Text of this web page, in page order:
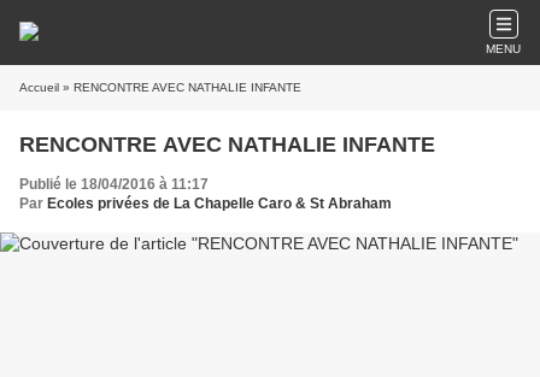
MENU
Accueil » RENCONTRE AVEC NATHALIE INFANTE
RENCONTRE AVEC NATHALIE INFANTE
Publié le 18/04/2016 à 11:17
Par Ecoles privées de La Chapelle Caro & St Abraham